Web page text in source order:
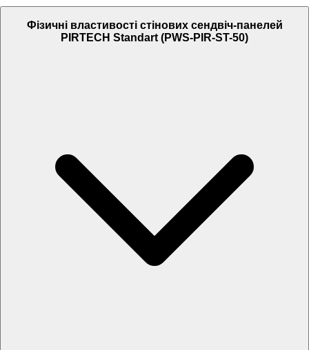
Фізичні властивості стінових сендвіч-панелей
PIRTECH Standart (PWS-PIR-ST-50)